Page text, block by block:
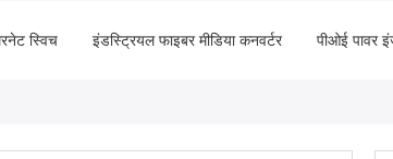
स्विच इंडस्ट्रियल फाइबर मीडिया कनवर्टर पीओई पावर